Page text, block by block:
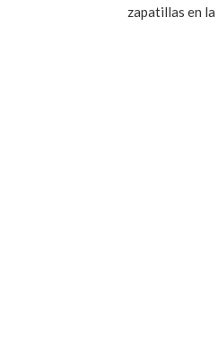
zapatillas en la